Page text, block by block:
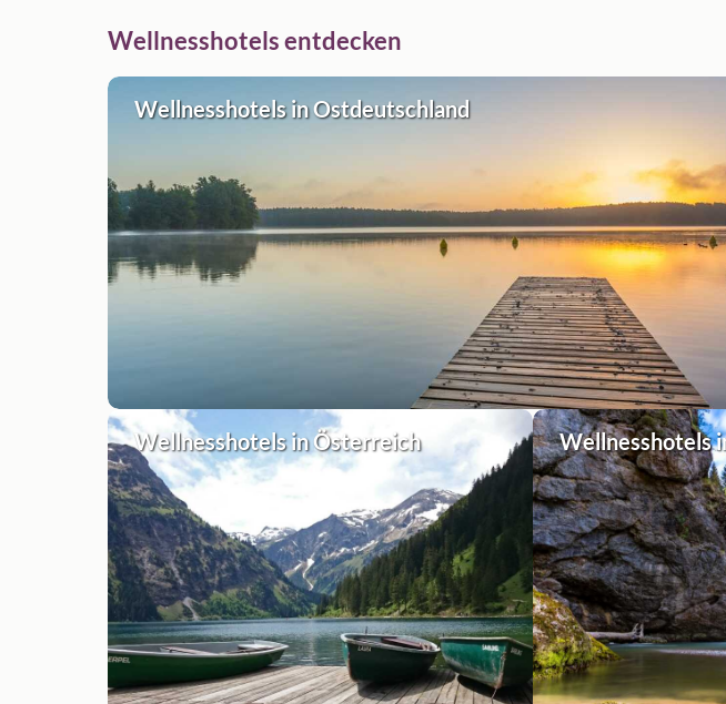
Wellnesshotels entdecken
Wellnesshotels in Ostdeutschland
Wellnesshotels in Österreich Wellnesshotels